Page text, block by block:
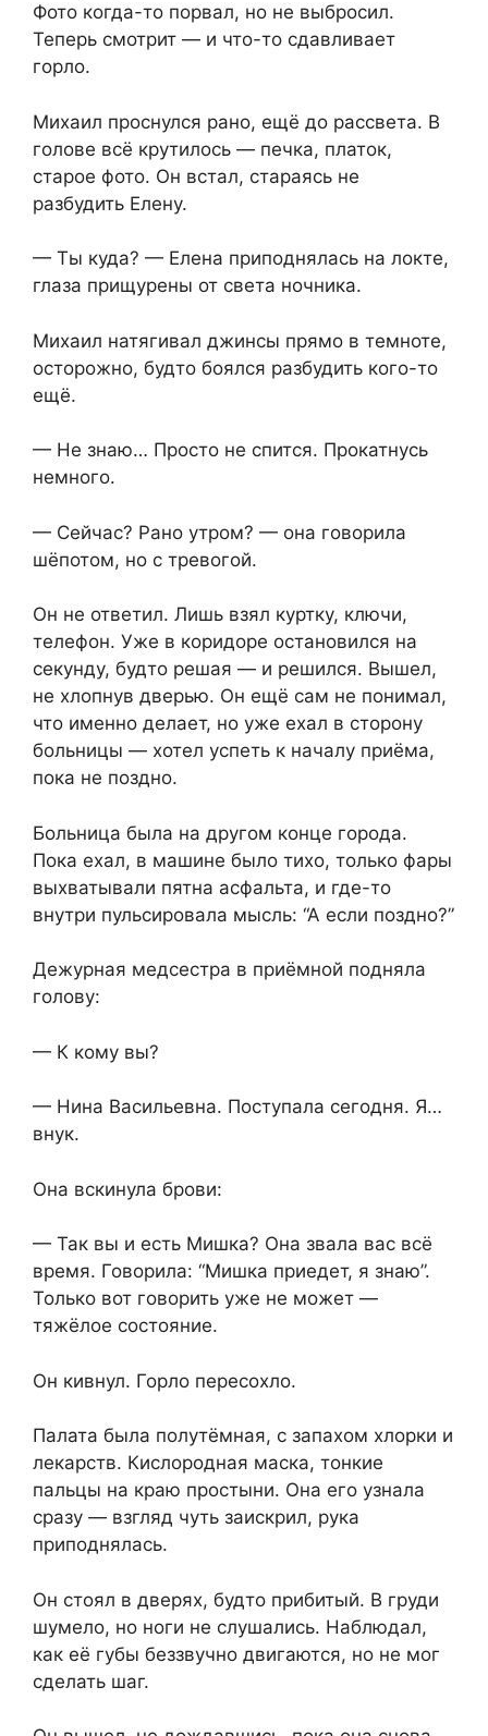
Фото когда-то порвал, но не выбросил.
Теперь смотрит — и что-то сдавливает
горло.
Михаил проснулся рано, ещё до рассвета. В
голове всё крутилось — печка, платок,
старое фото. Он встал, стараясь не
разбудить Елену.
— Ты куда? — Елена приподнялась на локте,
глаза прищурены от света ночника.
Михаил натягивал джинсы прямо в темноте,
осторожно, будто боялся разбудить кого-то
ещё.
— Не знаю… Просто не спится. Прокатнусь
немного.
— Сейчас? Рано утром? — она говорила
шёпотом, но с тревогой.
Он не ответил. Лишь взял куртку, ключи,
телефон. Уже в коридоре остановился на
секунду, будто решая — и решился. Вышел,
не хлопнув дверью. Он ещё сам не понимал,
что именно делает, но уже ехал в сторону
больницы — хотел успеть к началу приёма,
пока не поздно.
Больница была на другом конце города.
Пока ехал, в машине было тихо, только фары
выхватывали пятна асфальта, и где-то
внутри пульсировала мысль: “А если поздно?”
Дежурная медсестра в приёмной подняла
голову:
— К кому вы?
— Нина Васильевна. Поступала сегодня. Я…
внук.
Она вскинула брови:
— Так вы и есть Мишка? Она звала вас всё
время. Говорила: “Мишка приедет, я знаю”.
Только вот говорить уже не может —
тяжёлое состояние.
Он кивнул. Горло пересохло.
Палата была полутёмная, с запахом хлорки и
лекарств. Кислородная маска, тонкие
пальцы на краю простыни. Она его узнала
сразу — взгляд чуть заискрил, рука
приподнялась.
Он стоял в дверях, будто прибитый. В груди
шумело, но ноги не слушались. Наблюдал,
как её губы беззвучно двигаются, но не мог
сделать шаг.